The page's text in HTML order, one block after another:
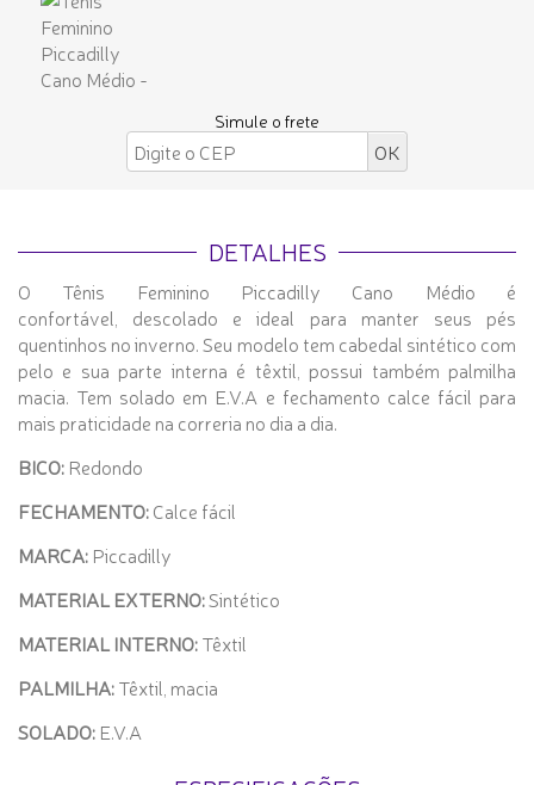
Simule o frete
DETALHES
O Tênis Feminino Piccadilly Cano Médio é
confortável, descolado e ideal para manter seus pés
quentinhos no inverno. Seu modelo tem cabedal sintético com
pelo e sua parte interna é têxtil, possui também palmilha
macia. Tem solado em E.V.A e fechamento calce fácil para
mais praticidade na correria no dia a dia.
BICO: Redondo
FECHAMENTO:Calce fácil
MARCA: Piccadilly
MATERIAL EXTERNO:Sintético
MATERIAL INTERNO:Têxtil
PALMILHA:Têxtil, macia
SOLADO: E.V.A